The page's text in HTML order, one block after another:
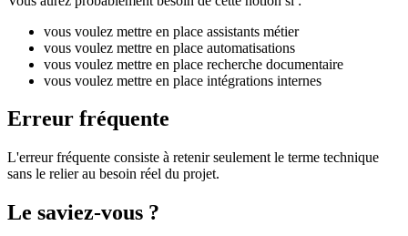
vous voulez mettre en place assistants métier
vous voulez mettre en place automatisations
vous voulez mettre en place recherche documentaire
vous voulez mettre en place intégrations internes
Erreur fréquente
L'erreur fréquente consiste à retenir seulement le terme technique
sans le relier au besoin réel du projet.
Le saviez-vous ?